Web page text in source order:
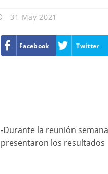
31 May 2021
Facebook Twitter
-Durante la reunión
presentaron los resultados